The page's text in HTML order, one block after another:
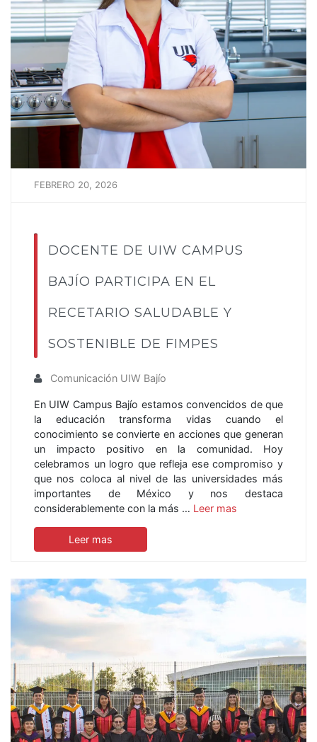
FEBRERO 20, 2026
DOCENTE DE UIW CAMPUS
BAJÍO PARTICIPA EN EL
RECETARIO SALUDABLE Y
SOSTENIBLE DE FIMPES
Comunicación UIW Bajío
En UIW Campus Bajío estamos convencidos de que
la educación transforma vidas cuando el
conocimiento se convierte en acciones que generan
un impacto positivo en la comunidad. Hoy
celebramos un logro que refleja ese compromiso y
que nos coloca al nivel de las universidades más
importantes de México y nos destaca
considerablemente con la más … Leer mas
Leer mas